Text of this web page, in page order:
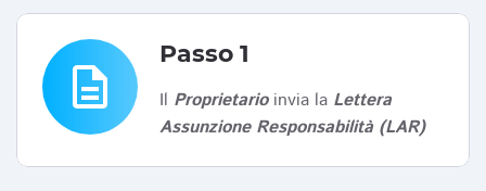
description
Passo 1
Il Proprietarioinvia la Lettera
Assunzione Responsabilità (LAR)